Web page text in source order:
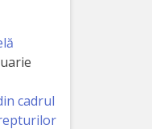
cadrul